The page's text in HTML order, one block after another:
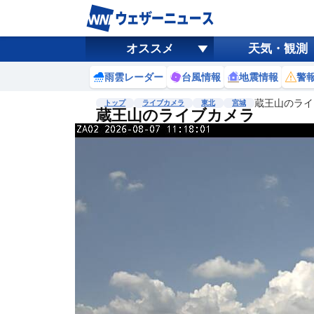
オススメ 天気・観測
雨雲レーダー 台風情報 地震情報 警
トップ ライブカメラ 東北 宮城 蔵王山のラ
蔵王山のライブカメラ